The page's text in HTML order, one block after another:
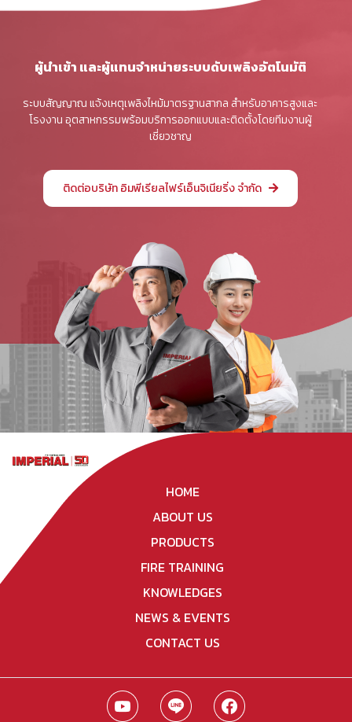
ผู้นำเข้า และผู้แทนจำหน่ายระบบดับเพลิงอัตโนมัติ
ระบบสัญญาณ แจ้งเหตุเพลิงไหม้มาตรฐานสากล สำหรับอาคารสูงและ
โรงงาน อุตสาหกรรมพร้อมบริการออกแบบและติดตั้งโดยทีมงานผู้
เชี่ยวชาญ
ติดต่อบริษัท อิมพีเรียลไฟร์เอ็นจิเนียริ่ง จำกัด
HOME
ABOUT US
PRODUCTS
FIRE TRAINING
KNOWLEDGES
NEWS & EVENTS
CONTACT US